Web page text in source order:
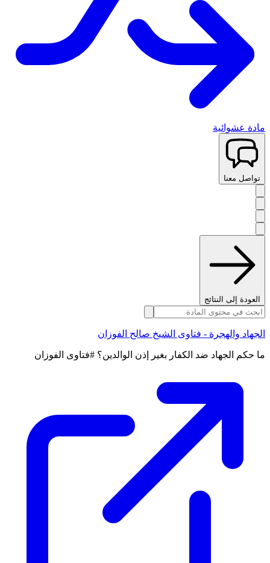
مادة عشوائية
تواصل معنا
العودة إلى النتائج
الجهاد والهجرة - فتاوى الشيخ صالح الفوزان
ما حكم الجهاد ضد الكفار بغير إذن الوالدين؟ #فتاوى الفوزان